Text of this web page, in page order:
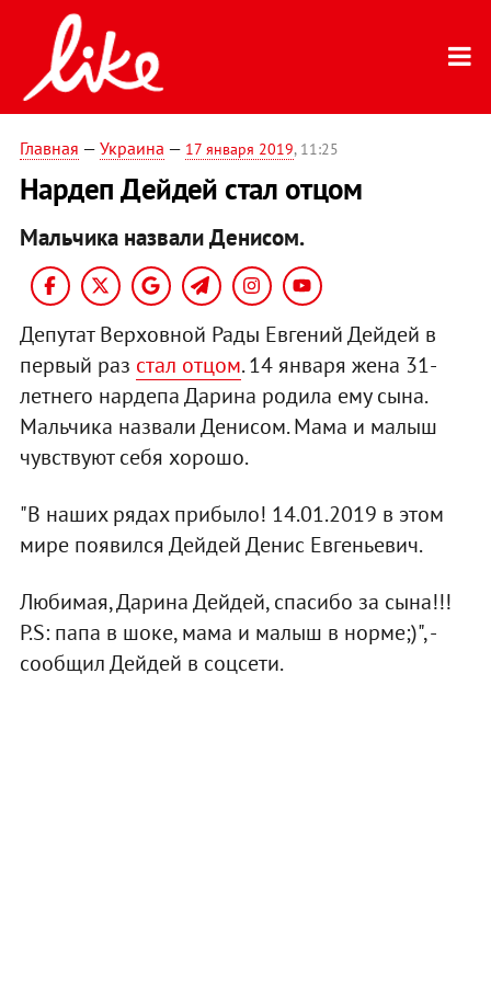
Главная — Украина — 17 января 2019, 11:25
Нардеп Дейдей стал отцом
Мальчика назвали Денисом.
Депутат Верховной Рады Евгений Дейдей в
первый раз стал отцом. 14 января жена 31-
летнего нардепа Дарина родила ему сына.
Мальчика назвали Денисом. Мама и малыш
чувствуют себя хорошо.
"В наших рядах прибыло! 14.01.2019 в этом
мире появился Дейдей Денис Евгеньевич.
Любимая, Дарина Дейдей, спасибо за сына!!!
P.S: папа в шоке, мама и малыш в норме;)", -
сообщил Дейдей в соцсети.